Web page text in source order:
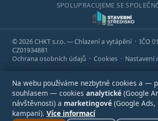
SPOLUPRACUJEME SE
© 2026 CHKT s.r.o. — Chlazení a vytápění · IČO
CZ01934881
Ochrana osobních údajů · Cookies · Nastavení
Na webu používáme nezbytné cookies a —
souhlasem — cookies analytické (Google
návštěvnosti) a marketingové (Google
kampaní). Více informací